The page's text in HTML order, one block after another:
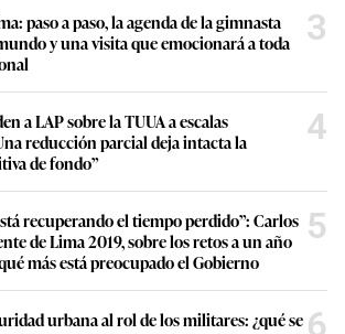
paso a paso, la agenda de la gimnasta
y una visita que emocionará a toda
3
a LAP sobre la TUUA a escalas
reducción parcial deja intacta la
de fondo”
4
recuperando el tiempo perdido”: Carlos
de Lima 2019, sobre los retos a un año
más está preocupado el Gobierno
5
urbana al rol de los militares: ¿qué se 6